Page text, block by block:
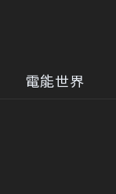
電能世界